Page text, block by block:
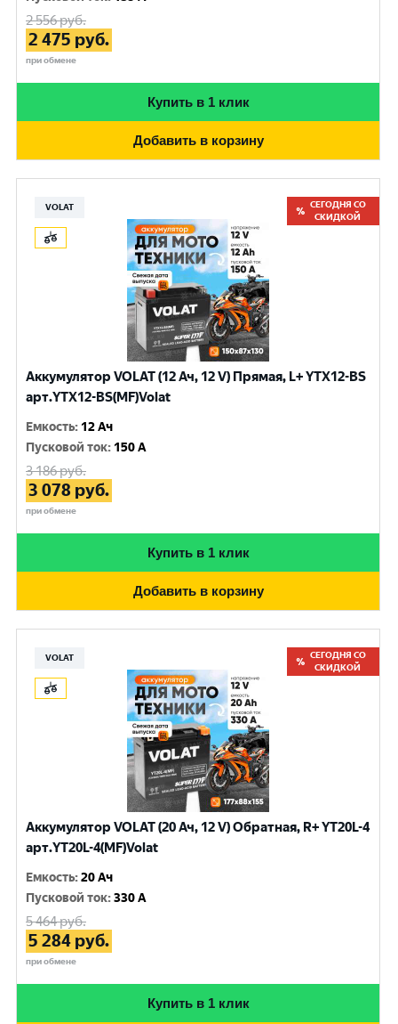
2 556руб.
2 475 руб.
при обмене
Купить в 1 клик
Добавить в корзину
VOLAT
СЕГОДНЯ СО
СКИДКОЙ
Аккумулятор VOLAT (12 Ач, 12 V) Прямая, L+ YTX12-BS
арт.YTX12-BS(MF)Volat
Емкость: 12 Ач
Пусковой ток: 150 A
3 186руб.
3 078 руб.
при обмене
Купить в 1 клик
Добавить в корзину
VOLAT
СЕГОДНЯ СО
СКИДКОЙ
Аккумулятор VOLAT (20 Ач, 12 V) Обратная, R+ YT20L-4
арт.YT20L-4(MF)Volat
Емкость:20 Ач
Пусковой ток:330 A
5 464руб.
5 284 руб.
при обмене
Купить в 1 клик